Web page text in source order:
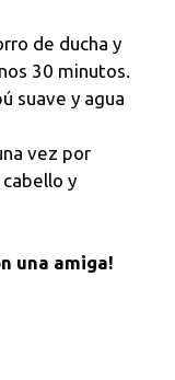
de ducha y
30 minutos.
suave y agua
vez por
y
una amiga!